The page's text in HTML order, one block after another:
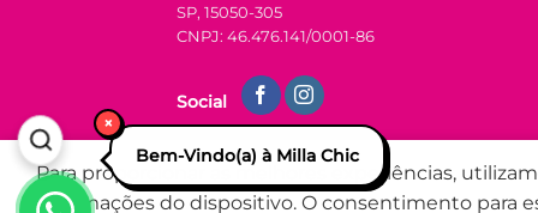
COMPRAR
Este
produto
tem
várias
variantes.Adicionar
à Lista
SP, 15050-305
CNPJ: 46.476.141/0001-86
Social
Bem-Vindo(a) à Milla Chic
×
Para proporcionar as melhores experiências,
informações do dispositivo. O consentimento para